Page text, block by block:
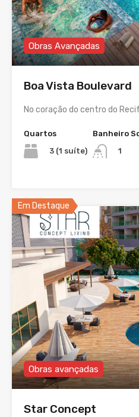
Obras Avançadas
Boa Vista Boulevard
No coração do centro do
Quartos
3 (1 suíte)
Banheiro
1
Em Destaque
Obras avançadas
Star Concept